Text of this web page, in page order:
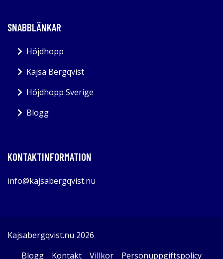
SNABBLÄNKAR
Höjdhopp
Kajsa Bergqvist
Höjdhopp Sverige
Blogg
KONTAKTINFORMATION
info@kajsabergqvist.nu
Kajsabergqvist.nu 2026
Blogg
Kontakt Villkor Personuppgiftspolicy